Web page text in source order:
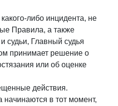
либо инцидента, не
Правила, а также
судьи, Главный судья
принимает решение о
или об оценке
действия.
начинаются в тот момент,